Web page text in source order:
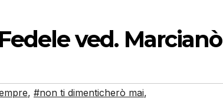
ved. Marcianò
, #non ti dimenticherò mai,